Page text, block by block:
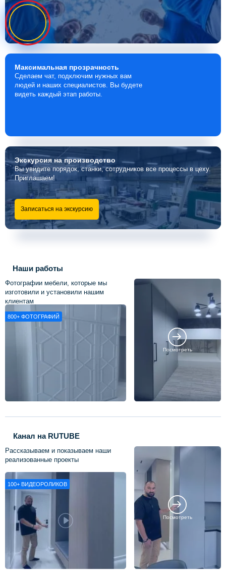
Максимальная прозрачность
Сделаем чат, подключим нужных вам
людей и наших специалистов. Вы будете
видеть каждый этап работы.
Экскурсияна производство
Вы увидите порядок, станки, сотрудников все процессы в цеху.
Приглашаем!
Записаться на экскурсию
Наши работы
Фотографии мебели, которые мы
изготовили и установили нашим
клиентам
800+ ФОТОГРАФИЙ
Посмотреть
Канал на RUTUBE
Рассказываем и показываем наши
реализованные проекты
100+ ВИДЕОРОЛИКОВ
Посмотреть